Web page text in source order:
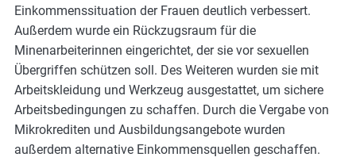
Einkommenssituation der Frauen deutlich verbessert.
Außerdem wurde ein Rückzugsraum für die
Minenarbeiterinnen eingerichtet, der sie vor sexuellen
Übergriffen schützen soll. Des Weiteren wurden sie mit
Arbeitskleidung und Werkzeug ausgestattet, um sichere
Arbeitsbedingungen zu schaffen. Durch die Vergabe von
Mikrokrediten und Ausbildungsangebote wurden
außerdem alternative Einkommensquellen geschaffen.